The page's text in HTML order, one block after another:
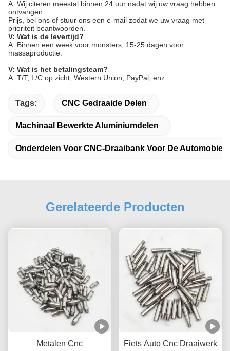
A: Wij citeren meestal binnen 24 uur nadat wij uw vraag hebben
ontvangen.
Prijs, bel ons of stuur ons een e-mail zodat we uw vraag met
prioriteit beantwoorden.
V: Wat is de levertijd?
A: Binnen een week voor monsters; 15-25 dagen voor
massaproductie.
V: Wat is het betalingsteam?
A: T/T, L/C op zicht, Western Union, PayPal, enz.
Tags: CNC Gedraaide Delen
Machinaal Bewerkte Aluminiumdelen
Onderdelen Voor CNC-Draaibank Voor De
Gerelateerde Producten
Metalen Cnc
Fiets Auto Cnc Draaiwerk